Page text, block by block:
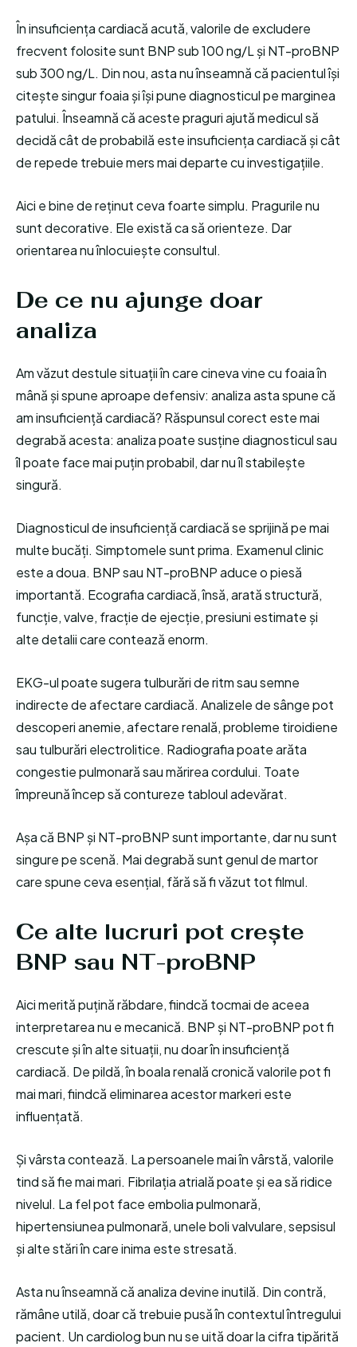
În insuficiența cardiacă acută, valorile de excludere
frecvent folosite sunt BNP sub 100 ng/L și NT-proBNP
sub 300 ng/L. Din nou, asta nu înseamnă că pacientul își
citește singur foaia și își pune diagnosticul pe marginea
patului. Înseamnă că aceste praguri ajută medicul să
decidă cât de probabilă este insuficiența cardiacă și cât
de repede trebuie mers mai departe cu investigațiile.
Aici e bine de reținut ceva foarte simplu. Pragurile nu
sunt decorative. Ele există ca să orienteze. Dar
orientarea nu înlocuiește consultul.
De ce nu ajunge doar
analiza
Am văzut destule situații în care cineva vine cu foaia în
mână și spune aproape defensiv: analiza asta spune că
am insuficiență cardiacă? Răspunsul corect este mai
degrabă acesta: analiza poate susține diagnosticul sau
îl poate face mai puțin probabil, dar nu îl stabilește
singură.
Diagnosticul de insuficiență cardiacă se sprijină pe mai
multe bucăți. Simptomele sunt prima. Examenul clinic
este a doua. BNP sau NT-proBNP aduce o piesă
importantă. Ecografia cardiacă, însă, arată structură,
funcție, valve, fracție de ejecție, presiuni estimate și
alte detalii care contează enorm.
EKG-ul poate sugera tulburări de ritm sau semne
indirecte de afectare cardiacă. Analizele de sânge pot
descoperi anemie, afectare renală, probleme tiroidiene
sau tulburări electrolitice. Radiografia poate arăta
congestie pulmonară sau mărirea cordului. Toate
împreună încep să contureze tabloul adevărat.
Așa că BNP și NT-proBNP sunt importante, dar nu sunt
singure pe scenă. Mai degrabă sunt genul de martor
care spune ceva esențial, fără să fi văzut tot filmul.
Ce alte lucruri pot crește
BNP sau NT-proBNP
Aici merită puțină răbdare, fiindcă tocmai de aceea
interpretarea nu e mecanică. BNP și NT-proBNP pot fi
crescute și în alte situații, nu doar în insuficiență
cardiacă. De pildă, în boala renală cronică valorile pot fi
mai mari, fiindcă eliminarea acestor markeri este
influențată.
Și vârsta contează. La persoanele mai în vârstă, valorile
tind să fie mai mari. Fibrilația atrială poate și ea să ridice
nivelul. La fel pot face embolia pulmonară,
hipertensiunea pulmonară, unele boli valvulare, sepsisul
și alte stări în care inima este stresată.
Asta nu înseamnă că analiza devine inutilă. Din contră,
rămâne utilă, doar că trebuie pusă în contextul întregului
pacient. Un cardiolog bun nu se uită doar la cifra tipărită